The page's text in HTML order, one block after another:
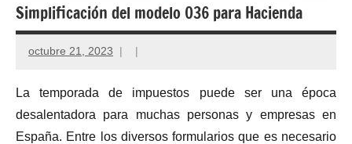
Simplificación del modelo 036 para Hacienda
octubre 21, 2023
La temporada de impuestos puede ser una época
desalentadora para muchas personas y empresas en
España. Entre los diversos formularios que es necesario